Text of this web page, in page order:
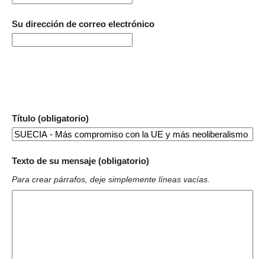
Su dirección de correo electrónico
Título (obligatorio)
Texto de su mensaje (obligatorio)
Para crear párrafos, deje simplemente líneas vacías.